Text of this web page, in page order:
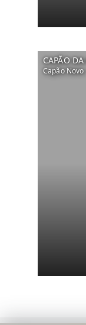
CAPÃO
Capão Novo